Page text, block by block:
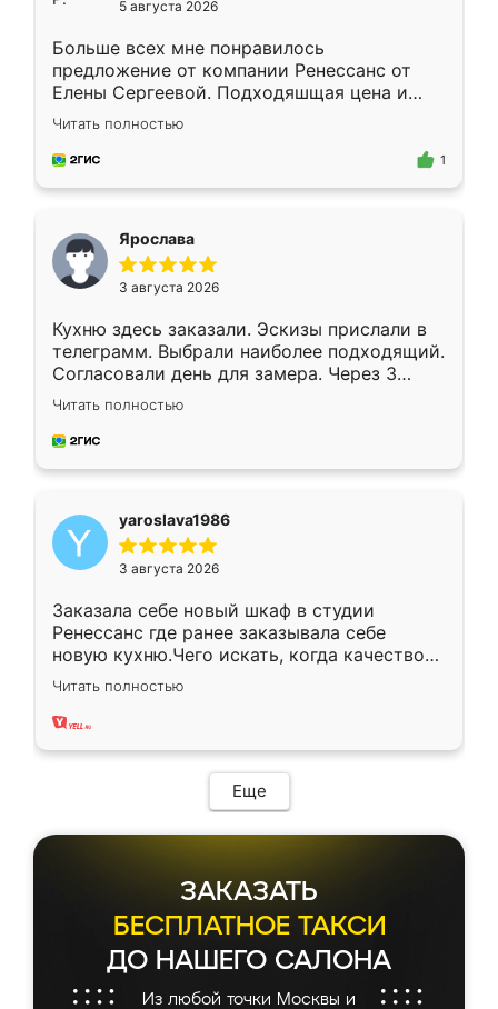
5 августа 2026
Больше всех мне понравилось
предложение от компании Ренессанс от
Елены Сергеевой. Подходяшщая цена и
короткие сроки изготовления. Приехавший
для замера сотрудник Владислав
предложил по моему эскизу самый
Читать полностью
1
Ярослава
3 августа 2026
Кухню здесь заказали. Эскизы прислали в
телеграмм. Выбрали наиболее подходящий.
Согласовали день для замера. Через 3
недели кухня была уже готова. Остались
довольны работой. Спасибо Ренессанс
мебель за качественную работу!
Читать полностью
yaroslava1986
3 августа 2026
Заказала себе новый шкаф в студии
Ренессанс где ранее заказывала себе
новую кухню.Чего искать, когда качеством
вполне довольна. Служит кухня уже почти
два года, нареканий нет.
Читать полностью
Еще
ЗАКАЗАТЬ
БЕСПЛАТНОЕ ТАКСИ
ДО НАШЕГО САЛОНА
Из любой точки Москвы и